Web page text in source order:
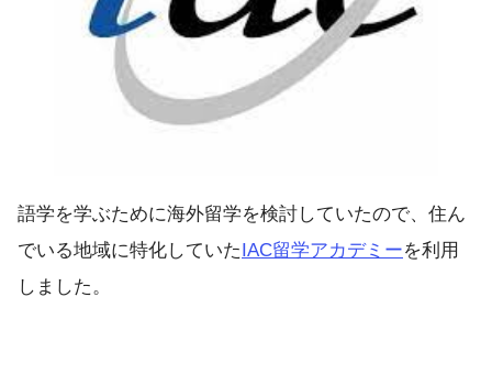
語学を学ぶために海外留学を検討していたので、住ん
でいる地域に特化していたIAC留学アカデミーを利用
しました。